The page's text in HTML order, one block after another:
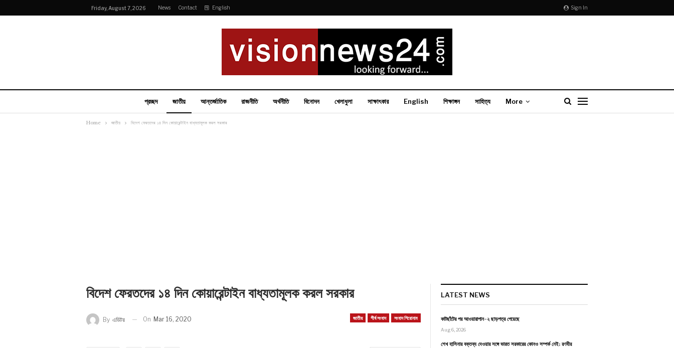
Sign In
Friday, August 7, 2026 News Contact English
প্রচ্ছদ জাতীয় আন্তর্জাতিক রাজনীতি অর্থনীতি বিনোদন খেলাধুলা সাক্ষাৎকার English শিক্ষাঙ্গন সাহিত্য More
Home জাতীয় বিদেশ ফেরতদের ১৪ দিন কোয়ারেন্টাইন বাধ্যতামূলক করল সরকার
বিদেশ ফেরতদের ১৪ দিন কোয়ারেন্টাইন বাধ্যতামূলক করল সরকার
জাতীয় শীর্ষ সংবাদ সংবাদ শিরোনাম
By এডিটর On Mar 16, 2020
LATEST NEWS
কাটছাঁটের পর আওয়ারাপান-২ ছাড়পত্র পেয়েছে
Aug 6, 2026
শেখ হাসিনার বক্তব্য দেওয়ার সঙ্গে ভারত সরকারের কোনও সম্পর্ক নেই: রণধীর